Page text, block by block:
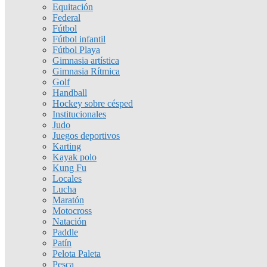
Equitación
Federal
Fútbol
Fútbol infantil
Fútbol Playa
Gimnasia artística
Gimnasia Rítmica
Golf
Handball
Hockey sobre césped
Institucionales
Judo
Juegos deportivos
Karting
Kayak polo
Kung Fu
Locales
Lucha
Maratón
Motocross
Natación
Paddle
Patín
Pelota Paleta
Pesca